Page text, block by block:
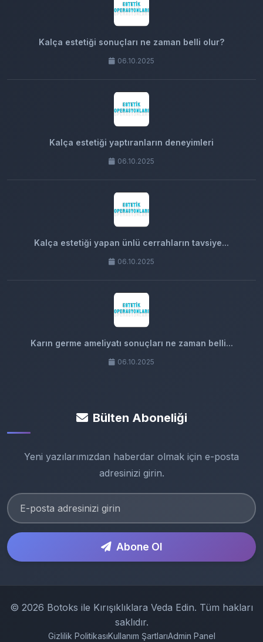
Kalça estetiği sonuçları ne zaman belli olur?
06.10.2025
Kalça estetiği yaptıranların deneyimleri
06.10.2025
Kalça estetiği yapan ünlü cerrahların tavsiye...
06.10.2025
Karın germe ameliyatı sonuçları ne zaman belli...
06.10.2025
Bülten Aboneliği
Yeni yazılarımızdan haberdar olmak için e-posta
adresinizi girin.
Abone Ol
© 2026 Botoks ile Kırışıklıklara Veda Edin. Tüm hakları
saklıdır.
Gizlilik PolitikasıKullanım ŞartlarıAdmin Panel